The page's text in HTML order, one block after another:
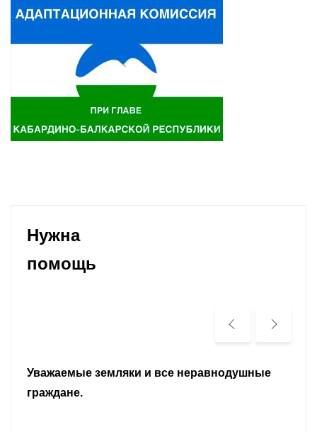
Нужна
помощь
Уважаемые земляки и все неравнодушные
граждане.